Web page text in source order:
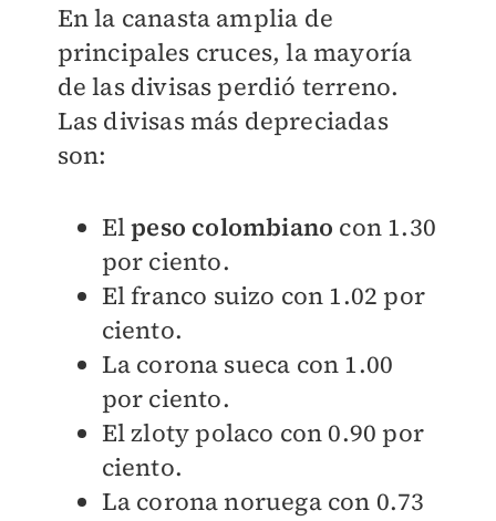
En la canasta amplia de
principales cruces, la mayoría
de las divisas perdió terreno.
Las divisas más depreciadas
son:
Elpeso colombiano con 1.30
por ciento.
El franco suizo con 1.02 por
ciento.
La corona sueca con 1.00
por ciento.
El zloty polaco con 0.90 por
ciento.
La corona noruega con 0.73